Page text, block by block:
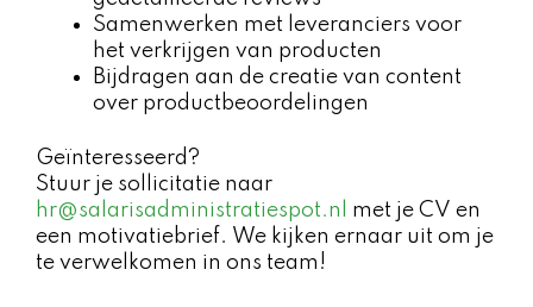
Samenwerken met leveranciers voor
het verkrijgen van producten
Bijdragen aan de creatie van content
over productbeoordelingen
Geïnteresseerd?
Stuur je sollicitatie naar
hr@salarisadministratiespot.nl
met je CV en
een motivatiebrief. We kijken ernaar uit om je
te verwelkomen in ons team!